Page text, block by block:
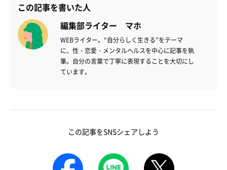
この記事を書いた人
編集部ライター マホ
WEBライター。“自分らしく生きる”をテーマ
に、性・恋愛・メンタルヘルスを中心に記事を執
筆。自分の言葉で丁寧に表現することを大切にし
ています。
この記事をSNSシェアしよう